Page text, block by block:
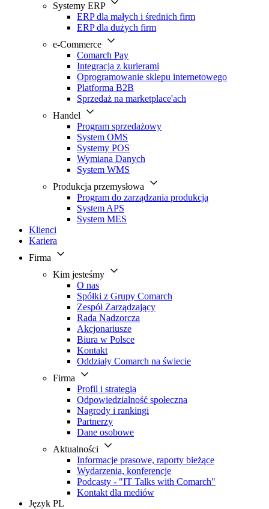
Systemy ERP
ERP dla małych i średnich firm
ERP dla dużych firm
e-Commerce
Comarch Pay
Integracja z kurierami
Oprogramowanie sklepu internetowego
Platforma B2B
Sprzedaż na marketplace'ach
Handel
Program sprzedażowy
System OMS
Systemy POS
Wymiana Danych
System WMS
Produkcja przemysłowa
Program do zarządzania produkcją
System APS
System MES
Klienci
Kariera
Firma
Kim jesteśmy
O nas
Spółki z Grupy Comarch
Zespół Zarządzający
Rada Nadzorcza
Akcjonariusze
Biura w Polsce
Kontakt
Oddziały Comarch na świecie
Firma
Profil i strategia
Odpowiedzialność społeczna
Nagrody i rankingi
Partnerzy
Dane osobowe
Aktualności
Informacje prasowe, raporty bieżące
Wydarzenia, konferencje
Podcasty - "IT Talks with Comarch"
Kontakt dla mediów
Język PL